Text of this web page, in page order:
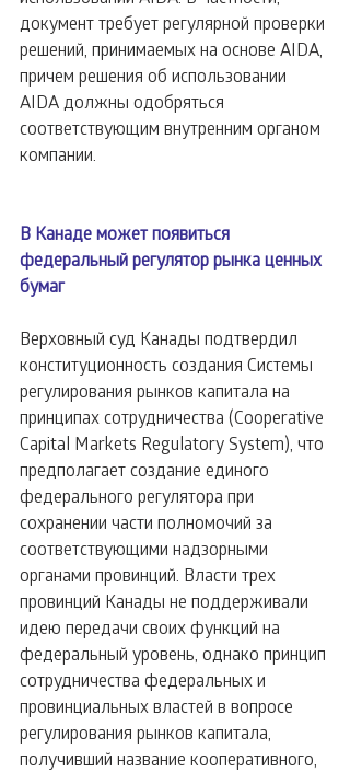
документ требует регулярной проверки
решений, принимаемых на основе AIDA,
причем решения об использовании
AIDA должны одобряться
соответствующим внутренним органом
компании.
В Канаде может появиться
федеральный регулятор рынка ценных
бумаг
Верховный суд Канады подтвердил
конституционность создания Системы
регулирования рынков капитала на
принципах сотрудничества (Cooperative
Capital Markets Regulatory System), что
предполагает создание единого
федерального регулятора при
сохранении части полномочий за
соответствующими надзорными
органами провинций. Власти трех
провинций Канады не поддерживали
идею передачи своих функций на
федеральный уровень, однако принцип
сотрудничества федеральных и
провинциальных властей в вопросе
регулирования рынков капитала,
получивший название кооперативного,